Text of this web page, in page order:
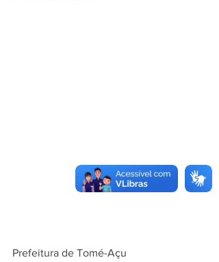
Prefeitura de Tomé-Açu